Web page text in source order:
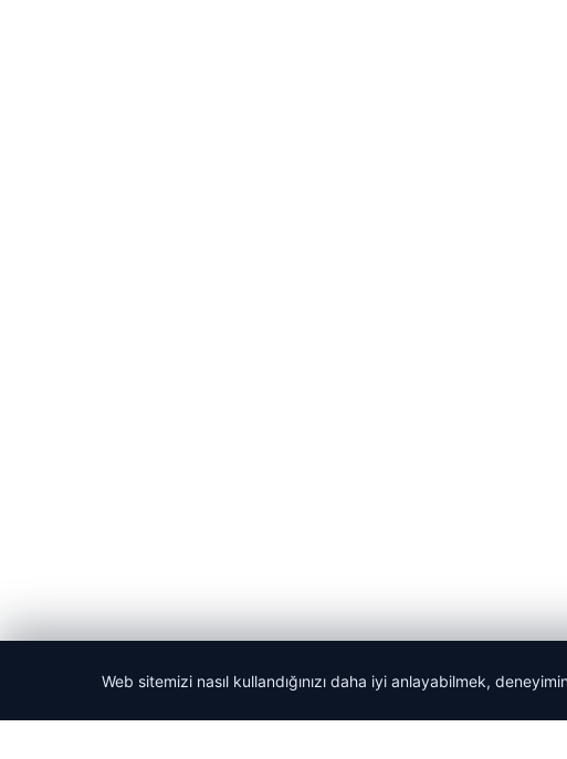
Web sitemizi nasıl kullandığınızı daha iyi anlayabilmek,